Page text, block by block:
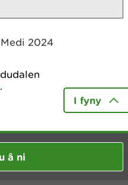
2024
.
I fyny
â ni